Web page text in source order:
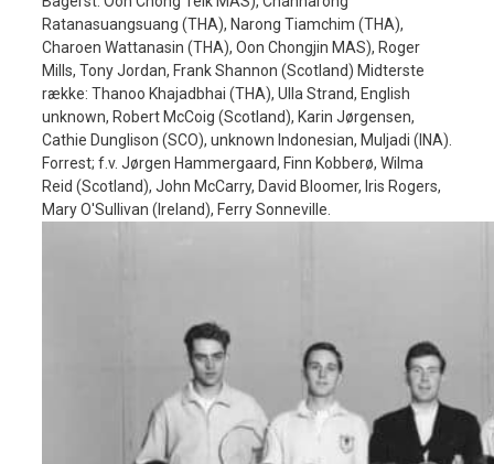
Ratanasuangsuang (THA), Narong Tiamchim (THA),
Charoen Wattanasin (THA), Oon Chongjin MAS), Roger
Mills, Tony Jordan, Frank Shannon (Scotland) Midterste
række: Thanoo Khajadbhai (THA), Ulla Strand, English
unknown, Robert McCoig (Scotland), Karin Jørgensen,
Cathie Dunglison (SCO), unknown Indonesian, Muljadi (INA).
Forrest; f.v. Jørgen Hammergaard, Finn Kobberø, Wilma
Reid (Scotland), John McCarry, David Bloomer, Iris Rogers,
Mary O'Sullivan (Ireland), Ferry Sonneville.